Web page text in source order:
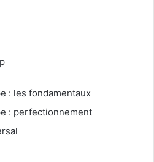
: les fondamentaux
: perfectionnement